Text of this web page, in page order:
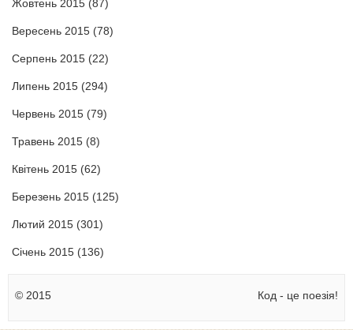
Жовтень 2015 (87)
Вересень 2015 (78)
Серпень 2015 (22)
Липень 2015 (294)
Червень 2015 (79)
Травень 2015 (8)
Квітень 2015 (62)
Березень 2015 (125)
Лютий 2015 (301)
Січень 2015 (136)
© 2015 Код - це поезія!